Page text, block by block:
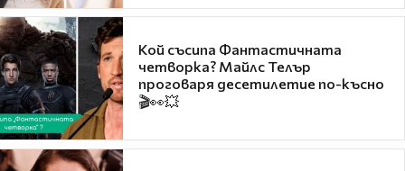
Кой съсипа Фантастичната
четворка? Майлс Телър
проговаря десетилетие по-късно
🎬👀💥